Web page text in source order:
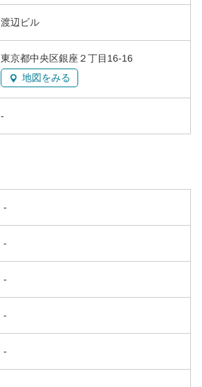
渡辺ビル
東京都中央区銀座２丁目16-16
地図をみる
-
-
-
-
-
-